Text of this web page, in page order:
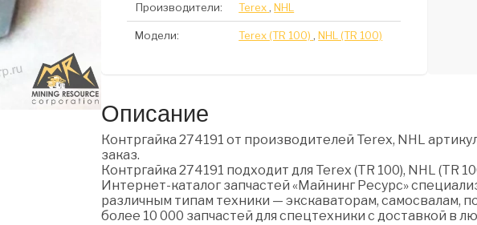
Производители: Terex ,NHL
Модели: Terex (TR 100) ,NHL (TR 100)
Описание
Контргайка 274191 от производителей Terex, NHL
заказ.
Контргайка 274191 подходит для Terex (TR 100), NHL (TR
Интернет-каталог запчастей «Майнинг Ресурс»
различным типам техники — экскаваторам, самосвалам,
более 10 000 запчастей для спецтехники с доставкой в